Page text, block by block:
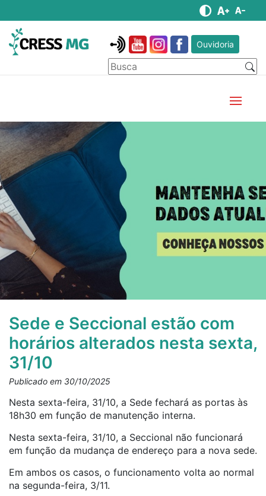
Ouvidoria
Sede e Seccional estão com
horários alterados nesta sexta,
31/10
Publicado em 30/10/2025
Nesta sexta-feira, 31/10, a Sede fechará as portas às
18h30 em função de manutenção interna.
Nesta sexta-feira, 31/10, a Seccional não funcionará
em função da mudança de endereço para a nova sede.
Em ambos os casos, o funcionamento volta ao normal
na segunda-feira, 3/11.